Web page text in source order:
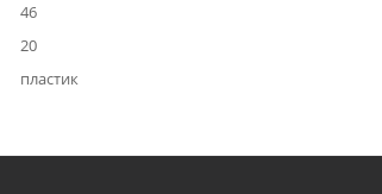
46
20
пластик